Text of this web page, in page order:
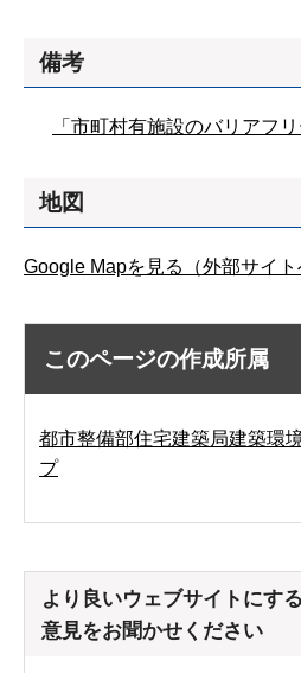
備考
「市町村有施設のバリアフ
地図
Google Mapを見る（外部サイト
このページの作成所属
都市整備部住宅建築局建築環
プ
より良いウェブサイトにす
意見をお聞かせください